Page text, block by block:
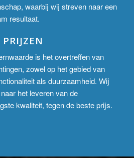
waarbij wij streven naar een
resultaat.
PRIJZEN
is het overtreffen van
zowel op het gebied van
als duurzaamheid. Wij
het leveren van de
kwaliteit, tegen de beste prijs.